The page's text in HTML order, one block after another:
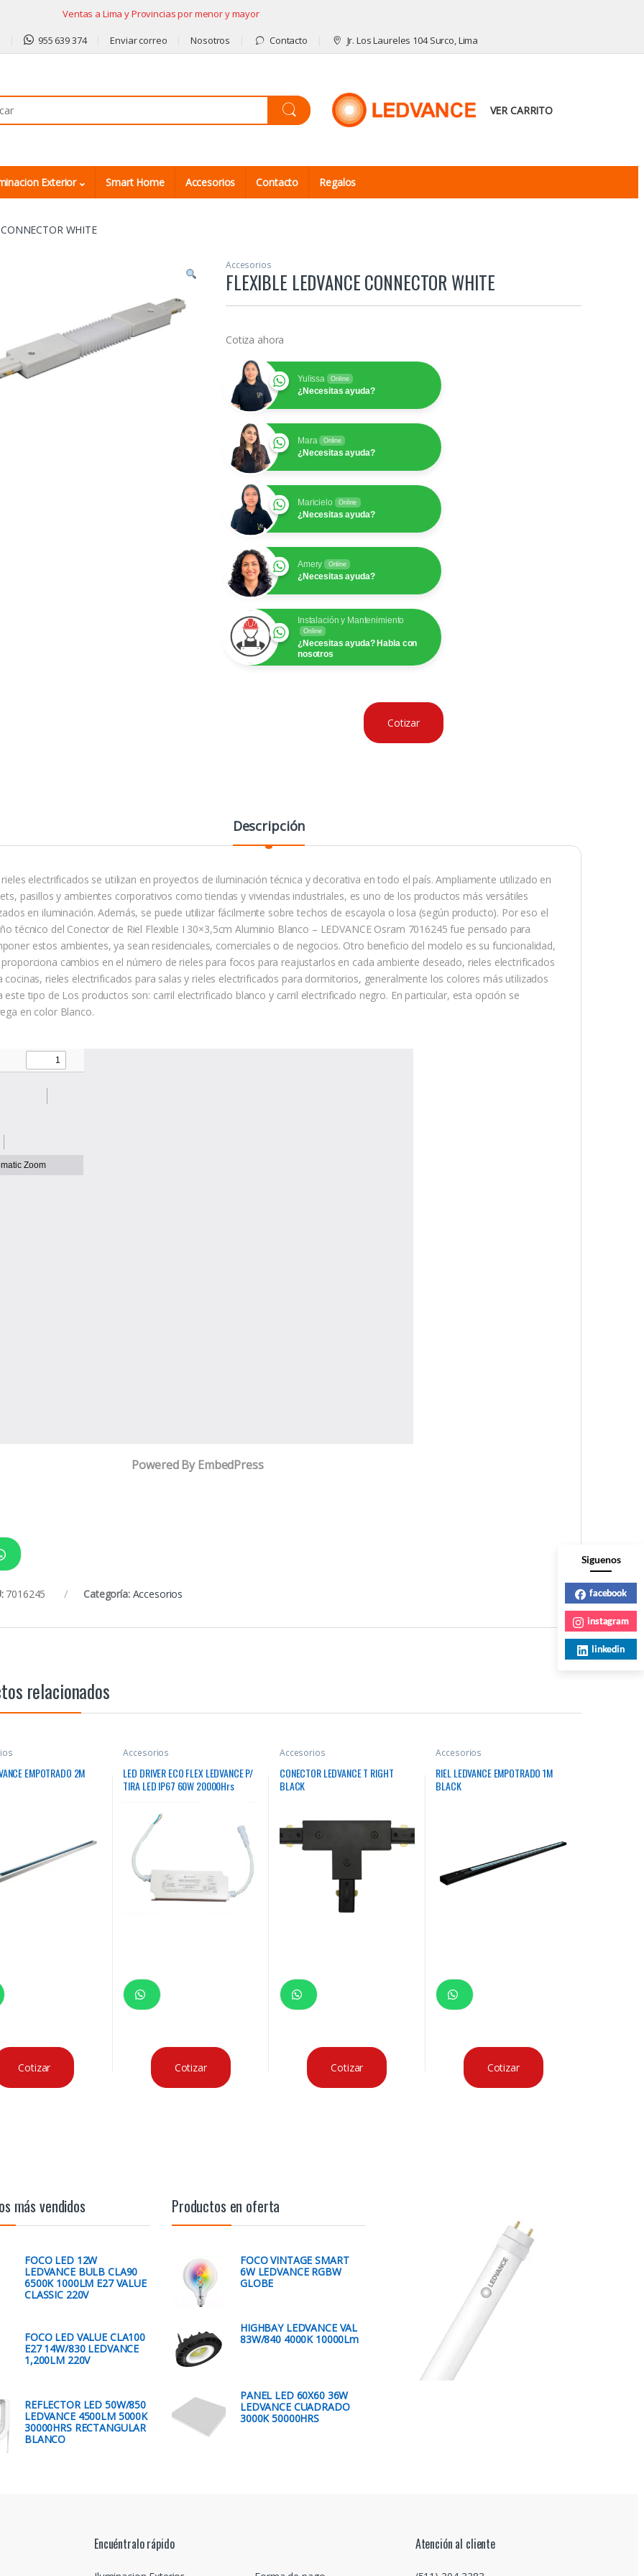
Ventas a Lima y Provincias por menor y mayor
955 639 374 Enviar correo Nosotros Contacto Jr. Los Laureles 104 Surco, Lima
VER CARRITO
Exterior Smart Home Accesorios Contacto Regalos
WHITE
Accesorios
FLEXIBLE LEDVANCE CONNECTOR WHITE
Cotiza ahora
Yulissa Online
¿Necesitas ayuda?
Mara Online
¿Necesitas ayuda?
Maricielo Online
¿Necesitas ayuda?
Amery Online
¿Necesitas ayuda?
Instalación y Mantenimiento
Online
¿Necesitas ayuda? Habla con
nosotros
Cotizar
Descripción
electrificados se utilizan en proyectos de iluminación técnica y decorativa en todo el país. Ampliamente utilizado en
pasillos y ambientes corporativos como tiendas y viviendas industriales, es uno de los productos más versátiles
en iluminación. Además, se puede utilizar fácilmente sobre techos de escayola o losa (según producto). Por eso el
técnico del Conector de Riel Flexible I 30×3,5cm Aluminio Blanco – LEDVANCE Osram 7016245 fue pensado para
estos ambientes, ya sean residenciales, comerciales o de negocios. Otro beneficio del modelo es su funcionalidad,
cambios en el número de rieles para focos para reajustarlos en cada ambiente deseado, rieles electrificados
cocinas, rieles electrificados para salas y rieles electrificados para dormitorios, generalmente los colores más utilizados
este tipo de Los productos son: carril electrificado blanco y carril electrificado negro. En particular, esta opción se
en color Blanco.
Powered By EmbedPress
7016245 Categoría: Accesorios
relacionados
EMPOTRADO 2M
Cotizar
Accesorios
LED DRIVER ECO FLEX LEDVANCE P/
TIRA LED IP67 60W 20000Hrs
Cotizar
Accesorios
CONECTOR LEDVANCE T RIGHT
BLACK
Cotizar
Accesorios
RIEL LEDVANCE EMPOTRADO 1M
BLACK
Cotizar
más vendidos
FOCO LED 12W
LEDVANCE BULB CLA90
6500K 1000LM E27 VALUE
CLASSIC 220V
FOCO LED VALUE CLA100
E27 14W/830 LEDVANCE
1,200LM 220V
REFLECTOR LED 50W/850
LEDVANCE 4500LM 5000K
30000HRS RECTANGULAR
BLANCO
Productos en oferta
FOCO VINTAGE SMART
6W LEDVANCE RGBW
GLOBE
HIGHBAY LEDVANCE VAL
83W/840 4000K 10000Lm
PANEL LED 60X60 36W
LEDVANCE CUADRADO
3000K 50000HRS
Encuéntralo rápido Atención al cliente
Siguenos
facebook
instagram
linkedin